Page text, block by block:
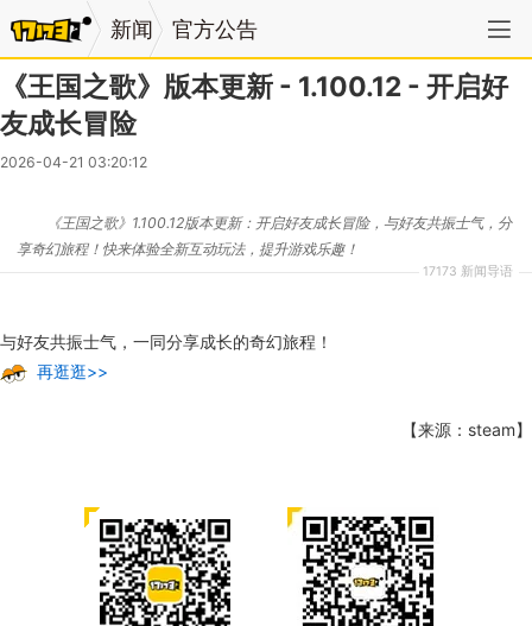
新闻 官方公告
《王国之歌》版本更新 - 1.100.12 - 开启好
友成长冒险
2026-04-21 03:20:12
17173 新闻导语
《王国之歌》1.100.12版本更新：开启好友成长冒险，与好友共振士气，分
享奇幻旅程！快来体验全新互动玩法，提升游戏乐趣！
与好友共振士气，一同分享成长的奇幻旅程！
再逛逛>>
【来源：steam】